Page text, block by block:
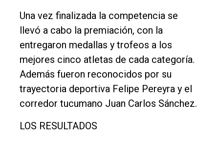
Una vez finalizada la competencia se
llevó a cabo la premiación, con la
entregaron medallas y trofeos a los
mejores cinco atletas de cada categoría.
Además fueron reconocidos por su
trayectoria deportiva Felipe Pereyra y el
corredor tucumano Juan Carlos Sánchez.
LOS RESULTADOS